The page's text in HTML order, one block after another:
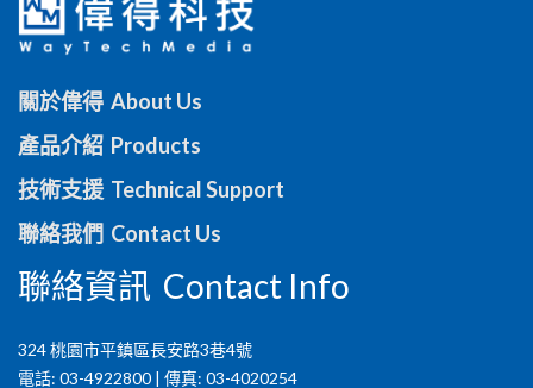
關於偉得 About Us
產品介紹 Products
技術支援 Technical Support
聯絡我們 Contact Us
聯絡資訊 Contact Info
324 桃園市平鎮區長安路3巷4號
電話: 03-4922800 | 傳真: 03-4020254